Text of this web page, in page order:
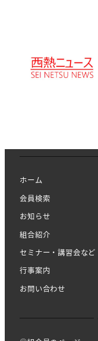
ホーム
会員検索
お知らせ
組合紹介
セミナー・講習会など
行事案内
お問い合わせ